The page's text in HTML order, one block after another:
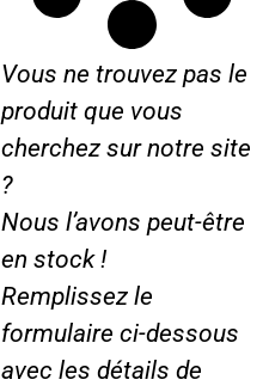
4
5
Vous ne trouvez pas le
produit que vous
cherchez sur notre site
?
Nous l’avons peut-être
en stock !
Remplissez le
formulaire ci-dessous
avec les détails de